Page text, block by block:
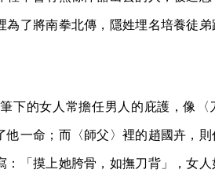
了將南拳北傳，隱姓埋名培養徒
下的女人常擔任男人的庇護，像〈
一命；而〈師父〉裡的趙國卉，
「摸上她胯骨，如撫刀背」，女